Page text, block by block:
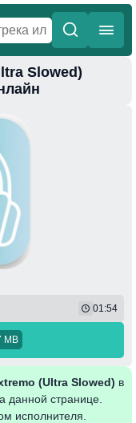
Slowed)
01:54
MB
(Ultra Slowed) в
данной странице.
исполнителя.